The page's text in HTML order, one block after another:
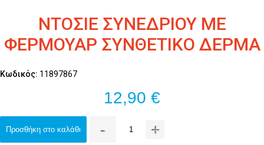
ΝΤΟΣΙΕ ΣΥΝΕΔΡΙΟΥ ΜΕ
ΦΕΡΜΟΥΑΡ ΣΥΝΘΕΤΙΚΟ ΔΕΡΜΑ
Κωδικός: 11897867
12,90 €
Προσθήκη στο καλάθι - +